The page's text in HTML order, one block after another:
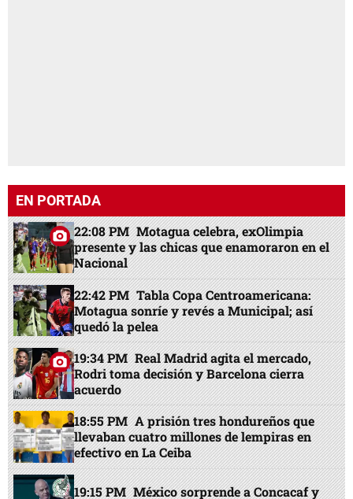
EN PORTADA
22:08 PM Motagua celebra, exOlimpia
presente y las chicas que enamoraron en el
Nacional
22:42 PM Tabla Copa Centroamericana:
Motagua sonríe y revés a Municipal; así
quedó la pelea
19:34 PM Real Madrid agita el mercado,
Rodri toma decisión y Barcelona cierra
acuerdo
18:55 PM A prisión tres hondureños que
llevaban cuatro millones de lempiras en
efectivo en La Ceiba
19:15 PM México sorprende a Concacaf y